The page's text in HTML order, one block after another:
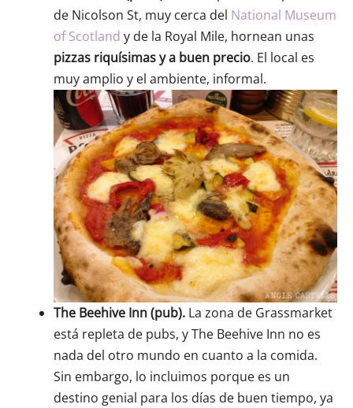
de Nicolson St, muy cerca del National Museum
of Scotland y de la Royal Mile, hornean unas
pizzas riquísimas y a buen precio. El local es
muy amplio y el ambiente, informal.
The Beehive Inn (pub). La zona de Grassmarket
está repleta de pubs, y The Beehive Inn no es
nada del otro mundo en cuanto a la comida.
Sin embargo, lo incluimos porque es un
destino genial para los días de buen tiempo, ya